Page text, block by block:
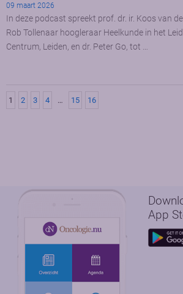
09 maart 2026
In deze podcast spreekt prof. dr. ir. Koos van
Rob Tollenaar hoogleraar Heelkunde in het
Centrum, Leiden, en dr. Peter Go, tot …
1 2 3 4 … 15 16
App